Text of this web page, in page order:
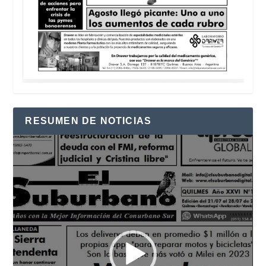
RESUMEN DE NOTICIAS
Reproductor
de
vídeo